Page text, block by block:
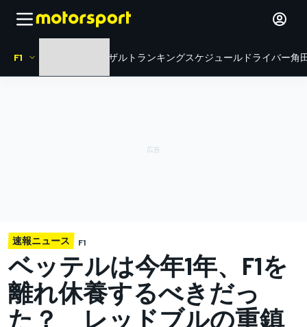
F1 リザルト ランキングスケジュール ドライバー角
速報ニュース F1
ベッテルは今年1年、F1を
離れ休養するべきだっ
た？ レッドブルの重鎮